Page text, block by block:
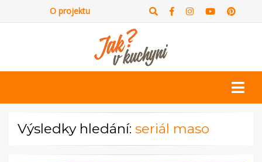
O projektu
Výsledky hledání: seriál maso